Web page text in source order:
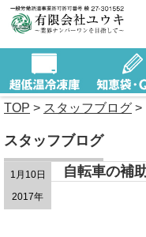
TOP > スタッフブログ >
スタッフブログ
1月10日
2017年
自転車の補